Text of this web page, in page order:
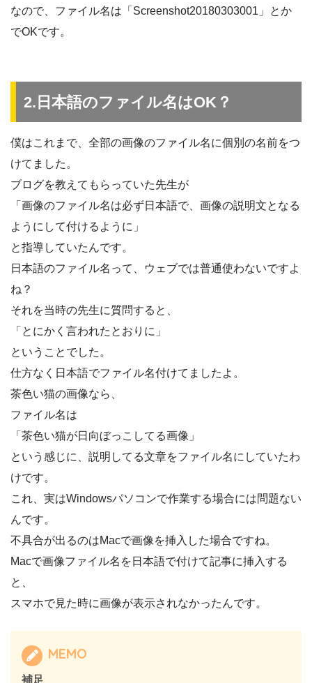
なので、ファイル名は「Screenshot20180303001」とか
でOKです。
2.日本語のファイル名はOK？
僕はこれまで、全部の画像のファイル名に個別の名前をつ
けてました。
ブログを教えてもらっていた先生が
「画像のファイル名は必ず日本語で、画像の説明文となる
ようにして付けるように」
と指導していたんです。
日本語のファイル名って、ウェブでは普通使わないですよ
ね？
それを当時の先生に質問すると、
「とにかく言われたとおりに」
ということでした。
仕方なく日本語でファイル名付けてましたよ。
茶色い猫の画像なら、
ファイル名は
「茶色い猫が日向ぼっこしてる画像」
という感じに、説明してる文章をファイル名にしていたわ
けです。
これ、実はWindowsパソコンで作業する場合には問題ない
んです。
不具合が出るのはMacで画像を挿入した場合ですね。
Macで画像ファイル名を日本語で付けて記事に挿入する
と、
スマホで見た時に画像が表示されなかったんです。
MEMO
補足